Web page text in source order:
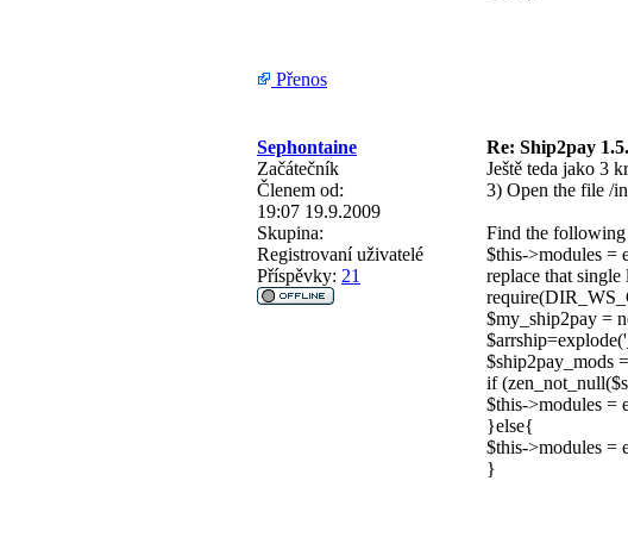
Přenos
Sephontaine Re: Ship2pay
Začátečník
Členem od:
19:07 19.9.2009
Skupina:
Registrovaní uživatelé
Příspěvky: 21
Ještě teda jako 3
3) Open the file /
Find the
$this->modules
replace that
$my_ship2pay =
$ship2pay_mods
if
$this->modules =
}else{
$this->modules
}